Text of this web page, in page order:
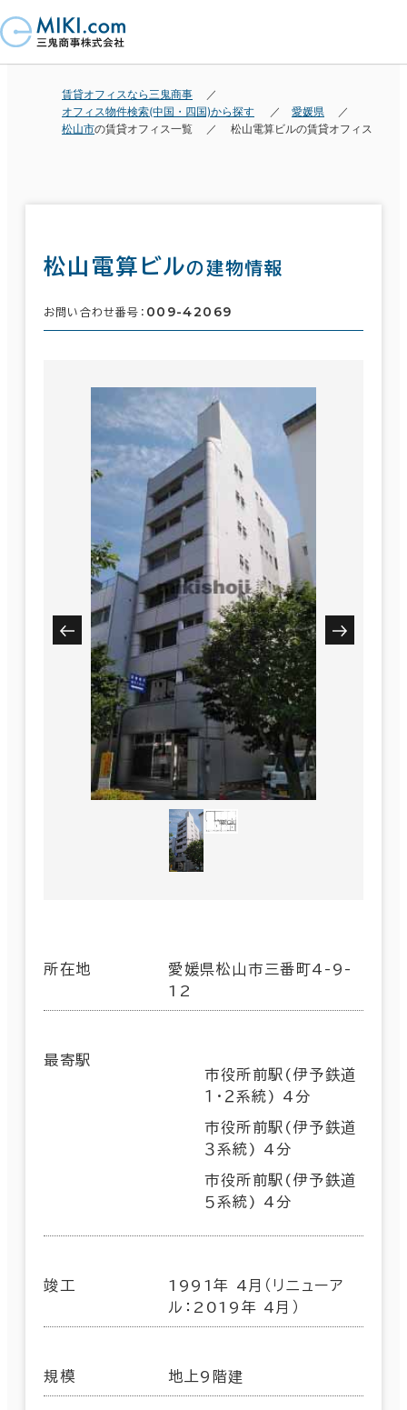
賃貸オフィスなら三鬼商事
オフィス物件検索(中国・四国)から探す
愛媛県
松山市の賃貸オフィス一覧 松山電算ビルの賃貸オフィス
松山電算ビルの建物情報
お問い合わせ番号： 009-42069
所在地
愛媛県松山市三番町4-9-
12
最寄駅
市役所前駅(伊予鉄道
１・２系統) 4分
市役所前駅(伊予鉄道
３系統) 4分
市役所前駅(伊予鉄道
５系統) 4分
竣工
1991年 4月（リニューア
ル：2019年 4月）
規模 地上9階建